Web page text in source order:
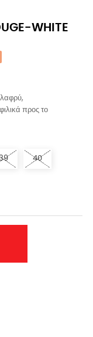
WHITE
προς το
40